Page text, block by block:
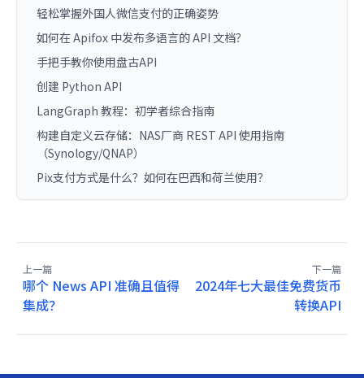
轻松掌握外国人微信支付的正确姿势
如何在 Apifox 中发布多语言的 API 文档？
手把手教你使用盘古API
创建 Python API
LangGraph 教程：初学者综合指南
构建自定义云存储：NAS厂商 REST API 使用指南
（Synology/QNAP）
Pix支付方式是什么？如何在巴西和荷兰使用？
上一篇
哪个 News API 准确且值得
集成？
下一篇
2024年七大最佳免费货币
转换API